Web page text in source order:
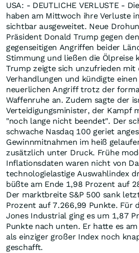
USA: - DEUTLICHE VERLUSTE -
haben am Mittwoch ihre Verluste
sichtbar ausgeweitet. Neue
Präsident Donald Trump gegen
gegenseitigen Angriffen beider
Stimmung und ließen die Ölpreise
Trump zeigte sich unzufrieden mit
Verhandlungen und kündigte
neuerlichen Angriff trotz der
Waffenruhe an. Zudem sagte der
Verteidigungsminister, der Kampf
"noch lange nicht beendet". Der
schwache Nasdaq 100 geriet
Gewinnmitnahmen im heiß
zusätzlich unter Druck. Frühe
Inflationsdaten waren nicht von
technologielastige Auswahlindex
büßte am Ende 1,98 Prozent auf
Der marktbreite S&P 500 sank
Prozent auf 7.266,99 Punkte. Für
Jones Industrial ging es um 1,87
Punkte nach unten. Er hatte es
als einziger großer Index noch
geschafft.